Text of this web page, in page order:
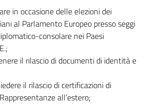
in occasione delle elezioni dei
al Parlamento Europeo presso seggi
consolare nei Paesi
il rilascio di documenti di identità e
il rilascio di certificazioni di
all’estero;